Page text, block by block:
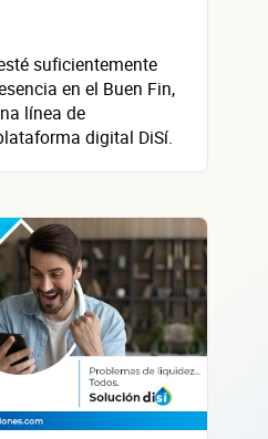
suficientemente
en el Buen Fin,
línea de
digital DiSí.